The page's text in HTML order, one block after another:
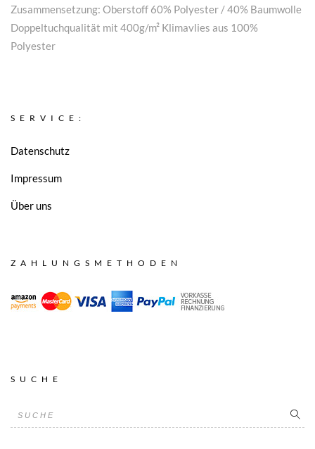
Zusammensetzung: Oberstoff 60% Polyester / 40% Baumwolle
Doppeltuchqualität mit 400g/m² Klimavlies aus 100%
Polyester
SERVICE:
Datenschutz
Impressum
Über uns
ZAHLUNGSMETHODEN
SUCHE
SUCHE